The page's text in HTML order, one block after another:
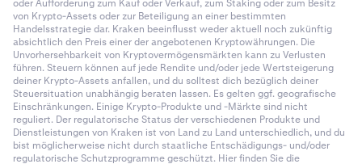
oder Aufforderung zum Kauf oder Verkauf, zum Staking oder zum Besitz
von Krypto-Assets oder zur Beteiligung an einer bestimmten
Handelsstrategie dar. Kraken beeinflusst weder aktuell noch zukünftig
absichtlich den Preis einer der angebotenen Kryptowährungen. Die
Unvorhersehbarkeit von Kryptovermögensmärkten kann zu Verlusten
führen. Steuern können auf jede Rendite und/oder jede Wertsteigerung
deiner Krypto-Assets anfallen, und du solltest dich bezüglich deiner
Steuersituation unabhängig beraten lassen. Es gelten ggf. geografische
Einschränkungen. Einige Krypto-Produkte und -Märkte sind nicht
reguliert. Der regulatorische Status der verschiedenen Produkte und
Dienstleistungen von Kraken ist von Land zu Land unterschiedlich, und du
bist möglicherweise nicht durch staatliche Entschädigungs- und/oder
regulatorische Schutzprogramme geschützt. Hier finden Sie die